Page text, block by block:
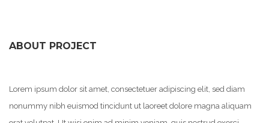
ABOUT PROJECT
Lorem ipsum dolor sit amet, consectetuer adipiscing elit, sed diam
nonummy nibh euismod tincidunt ut laoreet dolore magna aliquam